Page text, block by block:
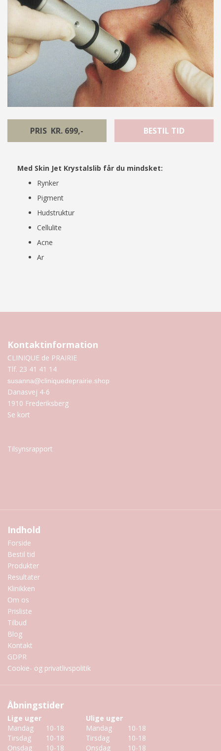
PRIS KR. 699,- BESTIL TID
Med Skin Jet Krystalslib får du mindsket:
Rynker
Pigment
Hudstruktur
Cellulite
Acne
Ar
Kontaktinformation
CLINIQUE de PRAIRIE
Tlf. 23 41 41 14
susanna@cliniquedeprairie.shop
Danasvej 4-6
1910 Frederiksberg
Se kort
Tilsynsrapport
Indhold
Forside
Bestil tid
Produkter
Resultater
Klinikken
Om os
Prisliste
Tilbud
Blog
Kontakt
GDPR
Cookie- og privatlivspolitik
Åbningstider
Lige uger
Ulige uger
Mandag
10-18 Mandag
10-18
Tirsdag
10-18 Tirsdag
10-18
Onsdag
10-18 Onsdag 10-18